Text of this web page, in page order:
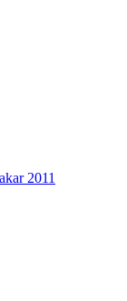
2011